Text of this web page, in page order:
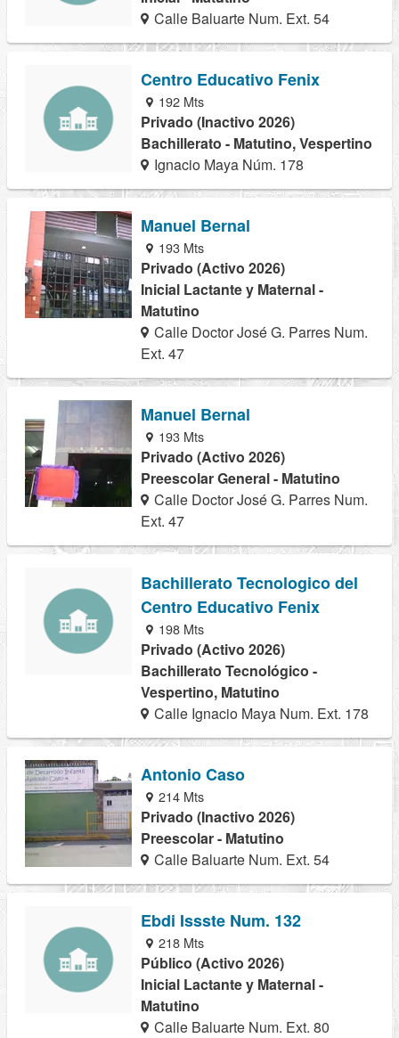
Calle Baluarte Num. Ext. 54
Centro Educativo Fenix
192 Mts
Privado (Inactivo 2026)
Bachillerato - Matutino, Vespertino
Ignacio Maya Núm. 178
Manuel Bernal
193 Mts
Privado (Activo 2026)
Inicial Lactante y Maternal -
Matutino
Calle Doctor José G. Parres Num.
Ext. 47
Manuel Bernal
193 Mts
Privado (Activo 2026)
Preescolar General - Matutino
Calle Doctor José G. Parres Num.
Ext. 47
Bachillerato Tecnologico del
Centro Educativo Fenix
198 Mts
Privado (Activo 2026)
Bachillerato Tecnológico -
Vespertino, Matutino
Calle Ignacio Maya Num. Ext. 178
Antonio Caso
214 Mts
Privado (Inactivo 2026)
Preescolar - Matutino
Calle Baluarte Num. Ext. 54
Ebdi Issste Num. 132
218 Mts
Público (Activo 2026)
Inicial Lactante y Maternal -
Matutino
Calle Baluarte Num. Ext. 80